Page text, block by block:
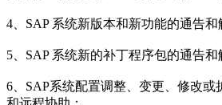
4、SAP 系统新版本和新功能的通告和
5、SAP 系统新的补丁程序包的通告和
6、SAP系统配置调整、变更、修改或